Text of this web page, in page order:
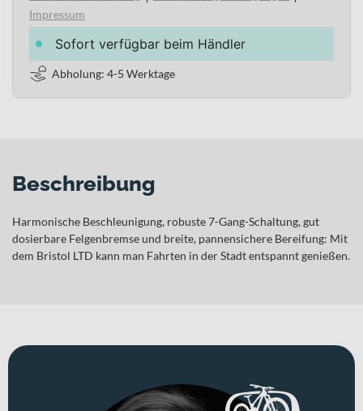
Impressum
Sofort verfügbar beim Händler
Abholung: 4-5 Werktage
Beschreibung
Harmonische Beschleunigung, robuste 7-Gang-Schaltung, gut
dosierbare Felgenbremse und breite, pannensichere Bereifung: Mit
dem Bristol LTD kann man Fahrten in der Stadt entspannt genießen.